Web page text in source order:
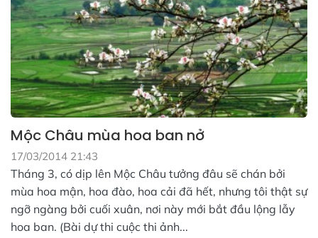
Mộc Châu mùa hoa ban nở
17/03/2014 21:43
Tháng 3, có dịp lên Mộc Châu tưởng đâu sẽ chán bởi
mùa hoa mận, hoa đào, hoa cải đã hết, nhưng tôi thật sự
ngỡ ngàng bởi cuối xuân, nơi này mới bắt đầu lộng lẫy
hoa ban. (Bài dự thi cuộc thi ảnh...